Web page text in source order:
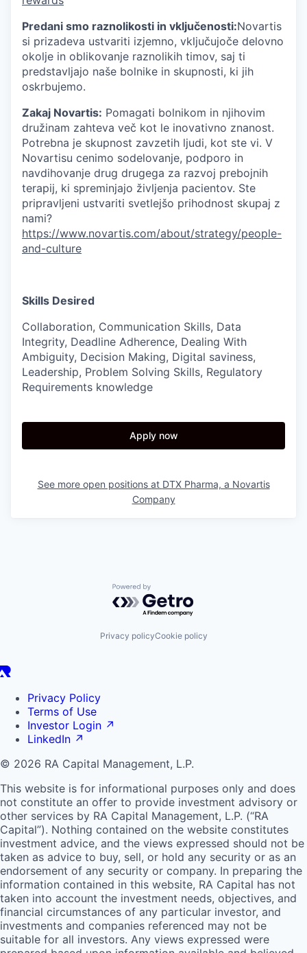
Predani smo raznolikosti in vključenosti:Novartis
si prizadeva ustvariti izjemno, vključujoče delovno
okolje in oblikovanje raznolikih timov, saj ti
predstavljajo naše bolnike in skupnosti, ki jih
oskrbujemo.
Zakaj Novartis: Pomagati bolnikom in njihovim
družinam zahteva več kot le inovativno znanost.
Potrebna je skupnost zavzetih ljudi, kot ste vi. V
Novartisu cenimo sodelovanje, podporo in
navdihovanje drug drugega za razvoj prebojnih
terapij, ki spreminjajo življenja pacientov. Ste
pripravljeni ustvariti svetlejšo prihodnost skupaj z
nami?
https://www.novartis.com/about/strategy/people-
and-culture
Skills Desired
Collaboration, Communication Skills, Data
Integrity, Deadline Adherence, Dealing With
Ambiguity, Decision Making, Digital saviness,
Leadership, Problem Solving Skills, Regulatory
Requirements knowledge
Apply now
See more open positions at DTX Pharma, a Novartis
Company
Powered by Getro.com
Privacy policyCookie policy
Privacy Policy
Terms of Use
Investor Login ↗
LinkedIn ↗
© 2026 RA Capital Management, L.P.
This website is for informational purposes only and does
not constitute an offer to provide investment advisory or
other services by RA Capital Management, L.P. (“RA
Capital”). Nothing contained on the website constitutes
investment advice, and the views expressed should not be
taken as advice to buy, sell, or hold any security or as an
endorsement of any security or company. In preparing the
information contained in this website, RA Capital has not
taken into account the investment needs, objectives, and
financial circumstances of any particular investor, and
investments and companies referenced may not be
suitable for all investors. Any views expressed were